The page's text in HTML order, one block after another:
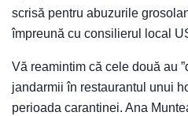
scrisă pentru abuzurile
împreună cu consilierul local
Vă reamintim că cele două au
jandarmii în restaurantul unui
perioada carantinei. Ana